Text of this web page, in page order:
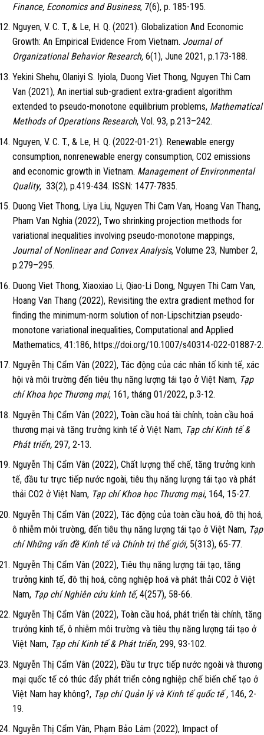
Finance, Economics and Business, 7(6), p. 185-195.
Nguyen, V. C. T., & Le, H. Q. (2021). Globalization And Economic
Growth: An Empirical Evidence From Vietnam. Journal of
Organizational Behavior Research, 6(1), June 2021, p.173-188.
Yekini Shehu, Olaniyi S. Iyiola, Duong Viet Thong, Nguyen Thi Cam
Van (2021), An inertial sub-gradient extra-gradient algorithm
extended to pseudo-monotone equilibrium problems, Mathematical
Methods of Operations Research, Vol. 93, p.213–242.
Nguyen, V. C. T., & Le, H. Q. (2022-01-21). Renewable energy
consumption, nonrenewable energy consumption, CO2 emissions
and economic growth in Vietnam. Management of Environmental
Quality, 33(2), p.419-434. ISSN: 1477-7835.
Duong Viet Thong, Liya Liu, Nguyen Thi Cam Van, Hoang Van Thang,
Pham Van Nghia (2022), Two shrinking projection methods for
variational inequalities involving pseudo-monotone mappings,
Journal of Nonlinear and Convex Analysis, Volume 23, Number 2,
p.279–295.
Duong Viet Thong, Xiaoxiao Li, Qiao-Li Dong, Nguyen Thi Cam Van,
Hoang Van Thang (2022), Revisiting the extra gradient method for
ﬁnding the minimum-norm solution of non-Lipschitzian pseudo-
monotone variational inequalities, Computational and Applied
Mathematics, 41:186, https://doi.org/10.1007/s40314-022-01887-2.
Nguyễn Thị Cẩm Vân (2022), Tác động của các nhân tố kinh tế, xác
hội và môi trường đến tiêu thụ năng lượng tái tạo ở Việt Nam,Tạp
chí Khoa học Thương mại, 161, tháng 01/2022, p.3-12.
Nguyễn Thị Cẩm Vân (2022), Toàn cầu hoá tài chính, toàn cầu hoá
thương mại và tăng trưởng kinh tế ở Việt Nam, Tạp chí Kinh tế &
Phát triển, 297, 2-13.
Nguyễn Thị Cẩm Vân (2022), Chất lượng thể chế, tăng trưởng kinh
tế, đầu tư trực tiếp nước ngoài, tiêu thụ năng lượng tái tạo và phát
thải CO2 ở Việt Nam, Tạp chí Khoa học Thương mại, 164, 15-27.
Nguyễn Thị Cẩm Vân (2022), Tác động của toàn cầu hoá, đô thị hoá,
ô nhiễm môi trường, đến tiêu thụ năng lượng tái tạo ở Việt Nam, Tạp
chí Những vấn đề Kinh tế và Chính trị thế giới,5(313), 65-77.
Nguyễn Thị Cẩm Vân (2022), Tiêu thụ năng lượng tái tạo, tăng
trưởng kinh tế, đô thị hoá, công nghiệp hoá và phát thải CO2 ở Việt
Nam, Tạp chí Nghiên cứu kinh tế,4(257), 58-66.
Nguyễn Thị Cẩm Vân (2022), Toàn cầu hoá, phát triển tài chính, tăng
trưởng kinh tế, ô nhiễm môi trường và tiêu thụ năng lượng tái tạo ở
Việt Nam, Tạp chí Kinh tế & Phát triển, 299, 93-102.
Nguyễn Thị Cẩm Vân (2022), Đầu tư trực tiếp nước ngoài và thương
mại quốc tế có thúc đẩy phát triển công nghiệp chế biến chế tạo ở
Việt Nam hay không?, Tạp chí Quản lý và Kinh tế quốc tế , 146, 2-
19.
Nguyễn Thị Cẩm Vân, Phạm Bảo Lâm (2022), Impact of